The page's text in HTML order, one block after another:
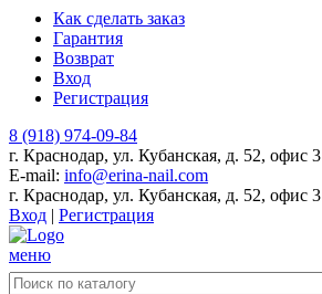
Как сделать заказ
Гарантия
Возврат
Вход
Регистрация
8 (918) 974-09-84
г. Краснодар, ул. Кубанская, д. 52, офис 3
E-mail: info@erina-nail.com
г. Краснодар, ул. Кубанская, д. 52, офис 3
Вход | Регистрация
меню